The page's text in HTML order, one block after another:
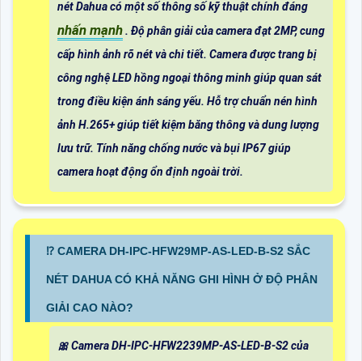
nét Dahua có một số thông số kỹ thuật chính đáng
nhấn mạnh. Độ phân giải của camera đạt 2MP, cung
cấp hình ảnh rõ nét và chi tiết. Camera được trang bị
công nghệ LED hồng ngoại thông minh giúp quan sát
trong điều kiện ánh sáng yếu. Hỗ trợ chuẩn nén hình
ảnh H.265+ giúp tiết kiệm băng thông và dung lượng
lưu trữ. Tính năng chống nước và bụi IP67 giúp
camera hoạt động ổn định ngoài trời.
⁉️ CAMERA DH-IPC-HFW29MP-AS-LED-B-S2 SẮC
NÉT DAHUA CÓ KHẢ NĂNG GHI HÌNH Ở ĐỘ PHÂN
GIẢI CAO NÀO?
🎀 Camera DH-IPC-HFW2239MP-AS-LED-B-S2 của